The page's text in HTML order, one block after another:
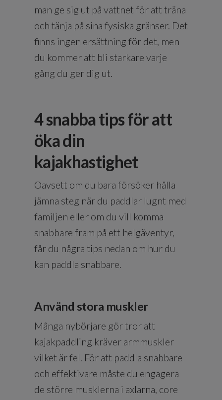
man ge sig ut på vattnet för att träna
och tänja på sina fysiska gränser. Det
finns ingen ersättning för det, men
du kommer att bli starkare varje
gång du ger dig ut.
4 snabba tips för att
öka din
kajakhastighet
Oavsett om du bara försöker hålla
jämna steg när du paddlar lugnt med
familjen eller om du vill komma
snabbare fram på ett helgäventyr,
får du några tips nedan om hur du
kan paddla snabbare.
Använd stora muskler
Många nybörjare gör tror att
kajakpaddling kräver armmuskler
vilket är fel. För att paddla snabbare
och effektivare måste du engagera
de större musklerna i axlarna, core